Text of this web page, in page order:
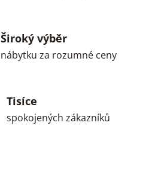
Široký výběr
nábytku za rozumné ceny
Tisíce
spokojených zákazníků